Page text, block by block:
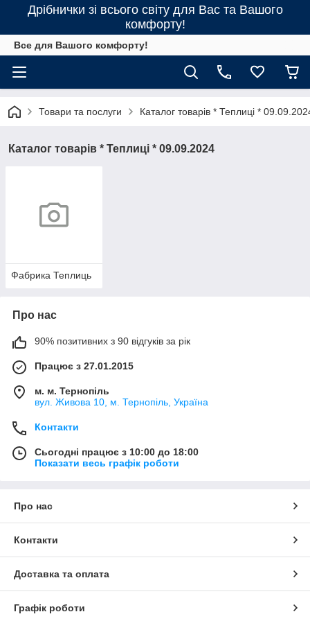
Дрібнички зі всього світу для Вас та Вашого
комфорту!
Все для Вашого комфорту!
Товари та послуги Каталог товарів * Теплиці *
Каталог товарів * Теплиці * 09.09.2024
Фабрика Теплиць
Про нас
90% позитивних з 90 відгуків за рік
Працює з 27.01.2015
м. м. Тернопіль
вул. Живова 10, м. Тернопіль, Україна
Контакти
Сьогодні працює з 10:00 до 18:00
Показати весь графік роботи
Про нас
Контакти
Доставка та оплата
Графік роботи